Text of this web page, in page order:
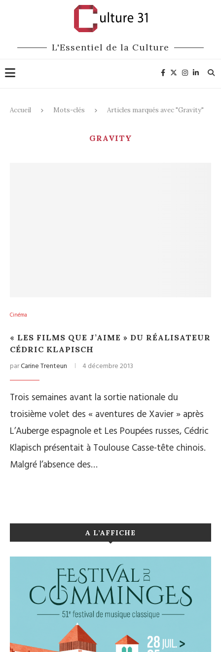
L'Essentiel de la Culture
Accueil Mots-clés Articles marqués avec "Gravity"
GRAVITY
Cinéma
« LES FILMS QUE J’AIME » DU RÉALISATEUR
CÉDRIC KLAPISCH
parCarine Trenteun 4 décembre 2013
Trois semaines avant la sortie nationale du
troisième volet des « aventures de Xavier » après
L’Auberge espagnole et Les Poupées russes, Cédric
Klapisch présentait à Toulouse Casse-tête chinois.
Malgré l’absence des…
A L’AFFICHE